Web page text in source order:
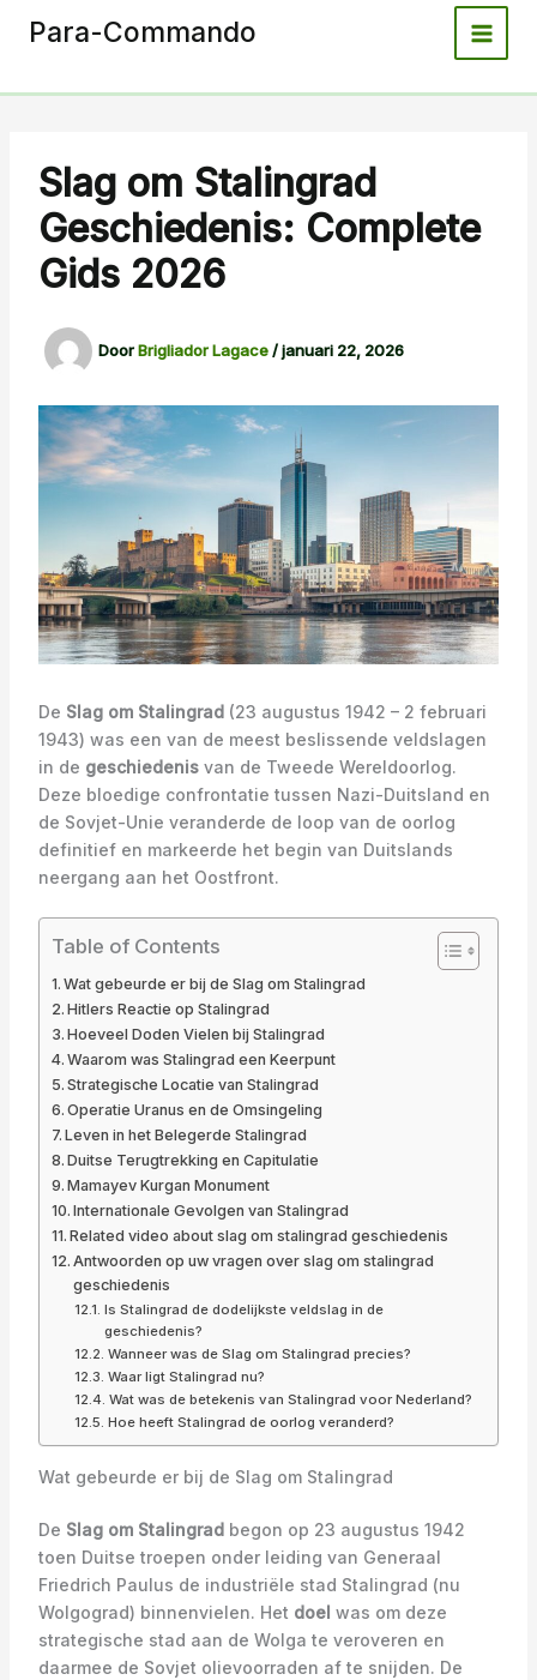
naar
inhoud
Para-Commando
Slag om Stalingrad
Geschiedenis: Complete
Gids 2026
DoorBrigliador Lagace/januari 22, 2026
De Slag om Stalingrad(23 augustus 1942 – 2 februari
1943) was een van de meest beslissende veldslagen
in de geschiedenisvan de Tweede Wereldoorlog.
Deze bloedige confrontatie tussen Nazi-Duitsland en
de Sovjet-Unie veranderde de loop van de oorlog
definitief en markeerde het begin van Duitslands
neergang aan het Oostfront.
Table of Contents
Wat gebeurde er bij de Slag om Stalingrad
Hitlers Reactie op Stalingrad
Hoeveel Doden Vielen bij Stalingrad
Waarom was Stalingrad een Keerpunt
Strategische Locatie van Stalingrad
Operatie Uranus en de Omsingeling
Leven in het Belegerde Stalingrad
Duitse Terugtrekking en Capitulatie
Mamayev Kurgan Monument
Internationale Gevolgen van Stalingrad
Related video about slag om stalingrad geschiedenis
Antwoorden op uw vragen over slag om stalingrad
geschiedenis
Is Stalingrad de dodelijkste veldslag in de
geschiedenis?
Wanneer was de Slag om Stalingrad precies?
Waar ligt Stalingrad nu?
Wat was de betekenis van Stalingrad voor Nederland?
Hoe heeft Stalingrad de oorlog veranderd?
Wat gebeurde er bij de Slag om Stalingrad
De Slag om Stalingradbegon op 23 augustus 1942
toen Duitse troepen onder leiding van Generaal
Friedrich Paulus de industriële stad Stalingrad (nu
Wolgograd) binnenvielen. Het doel was om deze
strategische stad aan de Wolga te veroveren en
daarmee de Sovjet olievoorraden af te snijden. De